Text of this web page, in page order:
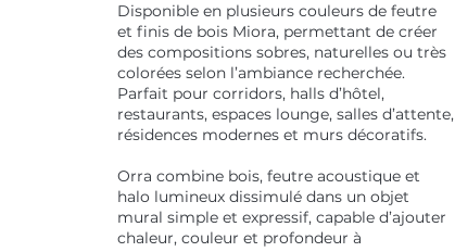
Disponible en plusieurs couleurs de feutre
et finis de bois Miora, permettant de créer
des compositions sobres, naturelles ou très
colorées selon l’ambiance recherchée.
Parfait pour corridors, halls d’hôtel,
restaurants, espaces lounge, salles d’attente,
résidences modernes et murs décoratifs.
Orra combine bois, feutre acoustique et
halo lumineux dissimulé dans un objet
mural simple et expressif, capable d’ajouter
chaleur, couleur et profondeur à